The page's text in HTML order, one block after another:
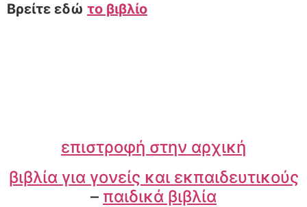
Βρείτε εδώ το βιβλίο
επιστροφή στην αρχική
βιβλία για γονείς και εκπαιδευτικούς
– παιδικά βιβλία